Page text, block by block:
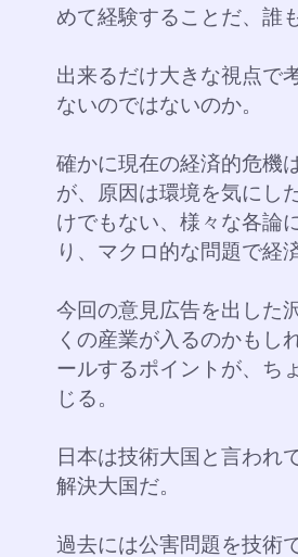
めて経験することだ、誰
出来るだけ大きな視点で
ないのではないのか。
確かに現在の経済的危機
が、原因は環境を気にし
けでもない、様々な各論
り、マクロ的な問題で経
今回の意見広告を出した
くの産業が入るのかもし
ールするポイントが、ち
じる。
日本は技術大国と言われ
解決大国だ。
過去には公害問題を技術